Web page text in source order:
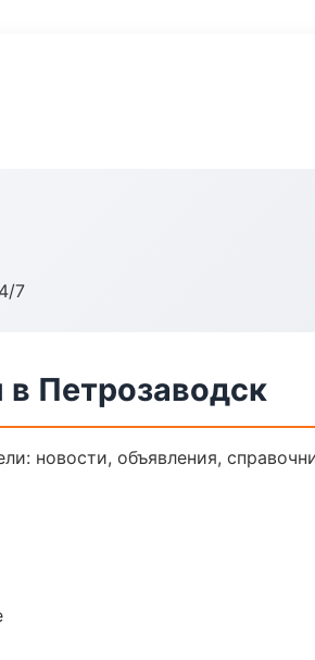
7
в Петрозаводск
новости, объявления,